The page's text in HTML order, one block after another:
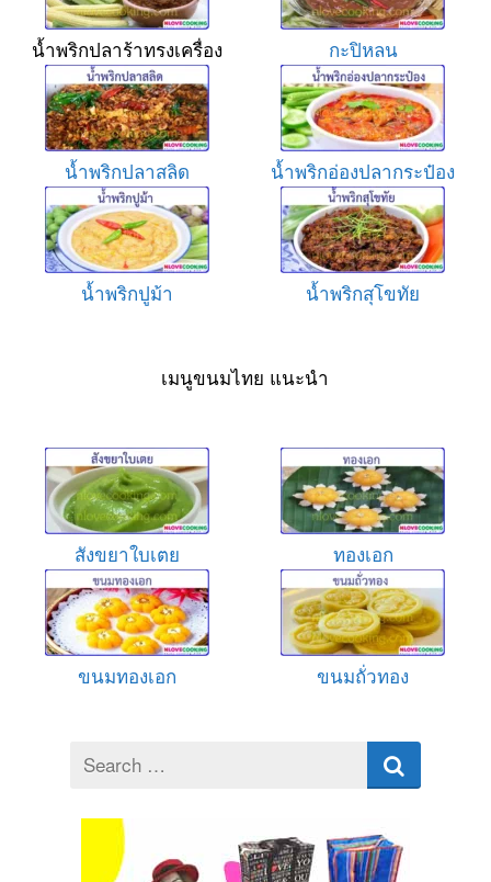
น้ำพริกปลาร้าทรงเครื่อง กะปิหลน
น้ำพริกปลาสลิด น้ำพริกอ่องปลากระป๋อง
น้ำพริกปูม้า น้ำพริกสุโขทัย
เมนูขนมไทย แนะนำ
สังขยาใบเตย ทองเอก
ขนมทองเอก ขนมถั่วทอง
Search
for